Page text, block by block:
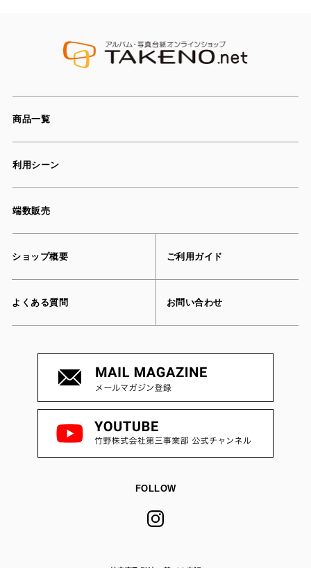
商品一覧
利用シーン
端数販売
ショップ概要 ご利用ガイド
よくある質問 お問い合わせ
FOLLOW